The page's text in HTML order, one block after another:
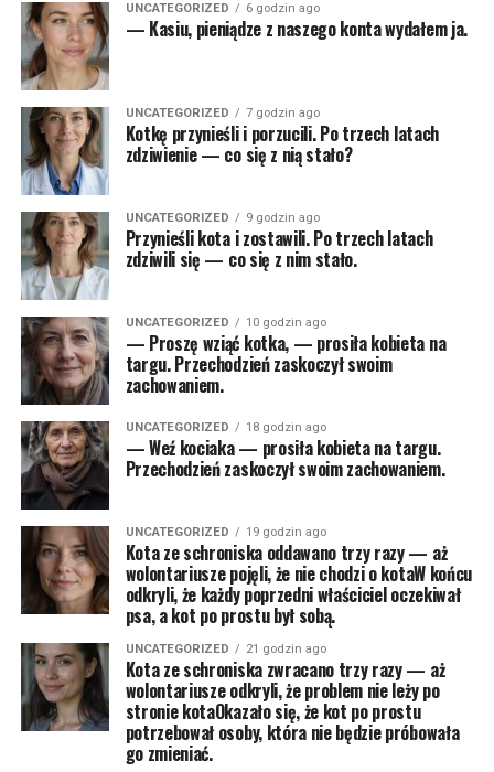
UNCATEGORIZED 6 godzin ago
— Kasiu, pieniądze z naszego konta wydałem ja.
UNCATEGORIZED 7 godzin ago
Kotkę przynieśli i porzucili. Po trzech latach
zdziwienie — co się z nią stało?
UNCATEGORIZED 9 godzin ago
Przynieśli kota i zostawili. Po trzech latach
zdziwili się — co się z nim stało.
UNCATEGORIZED 10 godzin ago
— Proszę wziąć kotka, — prosiła kobieta na
targu. Przechodzień zaskoczył swoim
zachowaniem.
UNCATEGORIZED 18 godzin ago
— Weź kociaka — prosiła kobieta na targu.
Przechodzień zaskoczył swoim zachowaniem.
UNCATEGORIZED 19 godzin ago
Kota ze schroniska oddawano trzy razy — aż
wolontariusze pojęli, że nie chodzi o kotaW końcu
odkryli, że każdy poprzedni właściciel oczekiwał
psa, a kot po prostu był sobą.
UNCATEGORIZED 21 godzin ago
Kota ze schroniska zwracano trzy razy — aż
wolontariusze odkryli, że problem nie leży po
stronie kotaOkazało się, że kot po prostu
potrzebował osoby, która nie będzie próbowała
go zmieniać.